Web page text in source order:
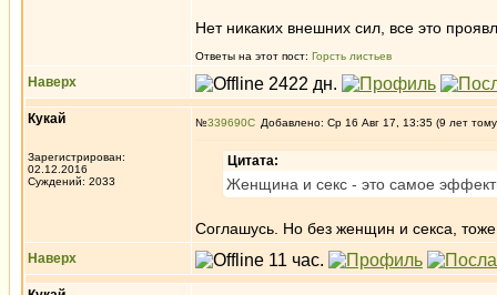
Нет никаких внешних сил, все это
Ответы на этот пост: Горсть листьев
Наверх
Кукай
Зарегистрирован:
02.12.2016
Суждений: 2033
№339690 Добавлено: Ср 16 Авг 17, 13:35 (9 лет
Цитата:
Женщина и секс - это самое
Cоглашусь. Но без женщин и секса,
Наверх